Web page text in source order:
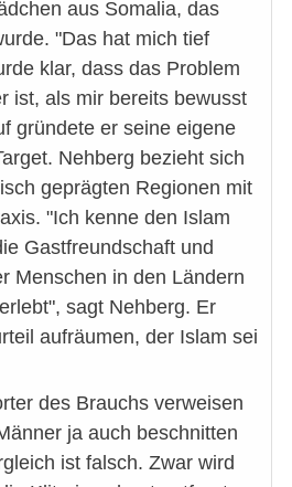
aus Somalia, das
"Das hat mich tief
klar, dass das Problem
ist, als mir bereits bewusst
gründete er seine eigene
Nehberg bezieht sich
geprägten Regionen mit
"Ich kenne den Islam
Gastfreundschaft und
Menschen in den Ländern
sagt Nehberg. Er
aufräumen, der Islam sei
des Brauchs verweisen
ja auch beschnitten
ist falsch. Zwar wird